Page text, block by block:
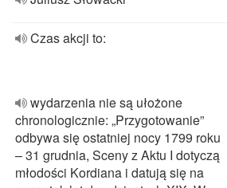
Czas akcji to:
wydarzenia nie są ułożone
chronologicznie: „Przygotowanie”
odbywa się ostatniej nocy 1799 roku
– 31 grudnia, Sceny z Aktu I dotyczą
młodości Kordiana i datują się na